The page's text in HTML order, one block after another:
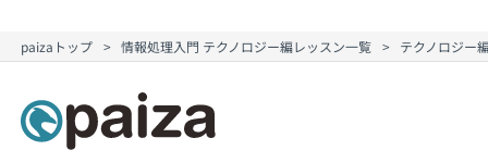
個人向けプラン
法人向けプラン
paizaトップ 情報処理入門 テクノロジー編レッスン一覧 テクノロジー